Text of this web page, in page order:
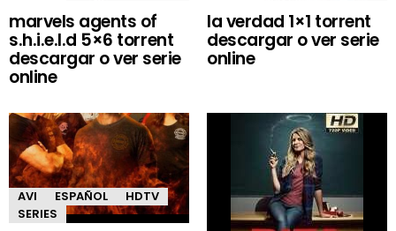
marvels agents of
s.h.i.e.l.d 5×6 torrent
descargar o ver serie
online
la verdad 1×1 torrent
descargar o ver serie
online
AVI ESPAÑOL
HDTV
SERIES